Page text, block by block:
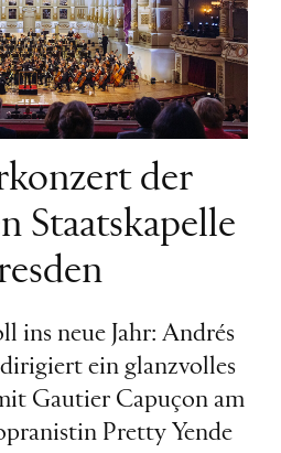
der
Staatskapelle
ins neue Jahr: Andrés
ein glanzvolles
Gautier Capuçon am
Pretty Yende